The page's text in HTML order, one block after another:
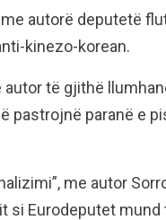
me autorë deputetë
kinezo-korean.
autor të gjithë
pastrojnë paranë e
me autor
si Eurodeputet